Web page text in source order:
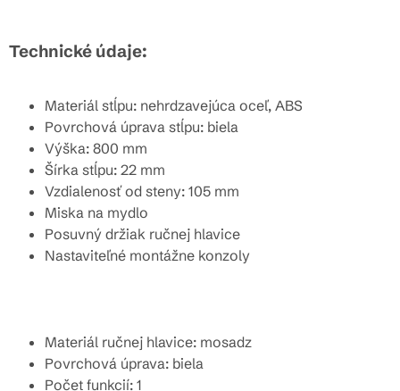
Technické údaje:
Materiál stĺpu: nehrdzavejúca oceľ, ABS
Povrchová úprava stĺpu: biela
Výška: 800 mm
Šírka stĺpu: 22 mm
Vzdialenosť od steny: 105 mm
Miska na mydlo
Posuvný držiak ručnej hlavice
Nastaviteľné montážne konzoly
Materiál ručnej hlavice: mosadz
Povrchová úprava: biela
Počet funkcií: 1